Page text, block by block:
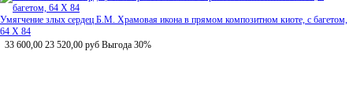
Умягчение злых сердец Б.М. Храмовая икона в прямом композитном киоте, с багетом,
64 Х 84
33 600,00 23 520,00 руб Выгода 30%